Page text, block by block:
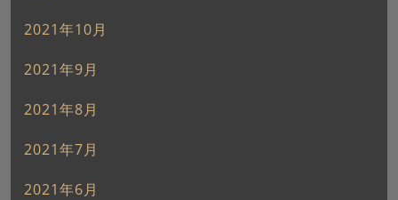
2021年10月
2021年9月
2021年8月
2021年7月
2021年6月